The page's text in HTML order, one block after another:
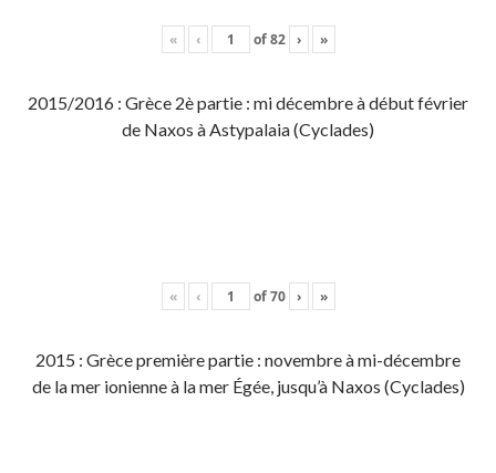
« ‹ of82 › »
2015/2016 : Grèce 2è partie : mi décembre à début février
de Naxos à Astypalaia (Cyclades)
« ‹ of70 › »
2015 : Grèce première partie : novembre à mi-décembre
de la mer ionienne à la mer Égée, jusqu’à Naxos (Cyclades)